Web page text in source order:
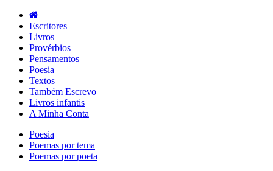
Escritores
Livros
Provérbios
Pensamentos
Poesia
Textos
Também Escrevo
Livros infantis
A Minha Conta
Poesia
Poemas por tema
Poemas por poeta